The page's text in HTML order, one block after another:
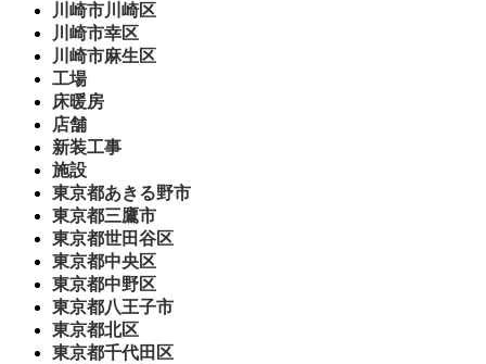
川崎市川崎区
川崎市幸区
川崎市麻生区
工場
床暖房
店舗
新装工事
施設
東京都あきる野市
東京都三鷹市
東京都世田谷区
東京都中央区
東京都中野区
東京都八王子市
東京都北区
東京都千代田区